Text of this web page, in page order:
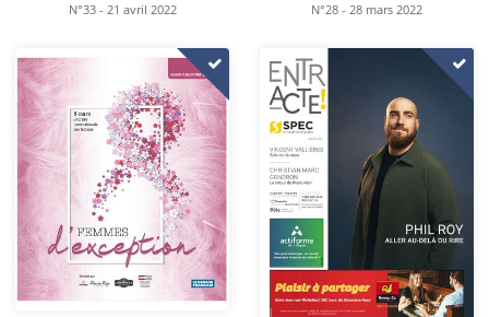
N°33 - 21 avril 2022 N°28 - 28 mars 2022